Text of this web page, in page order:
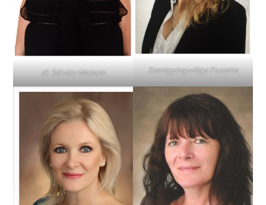
dr. Sárváry Mariann Szentgyörgyvölgyi Fruzsina